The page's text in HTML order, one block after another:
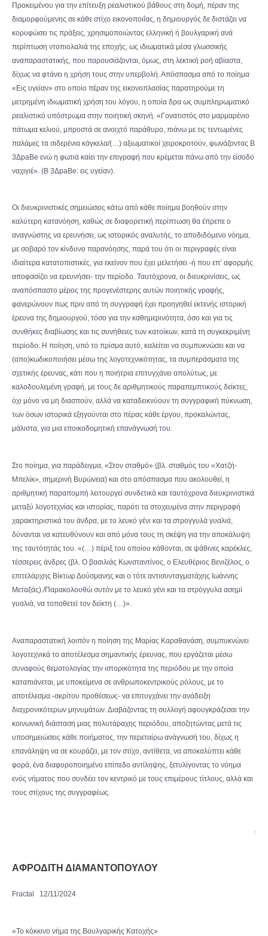
Προκειμένου για την επίτευξη ρεαλιστικού βάθους στη δομή, πέραν της
διαμορφούμενης σε κάθε στίχο εικονοποιΐας, η δημιουργός δε διστάζει να
κορυφώσει τις πράξεις, χρησιμοποιώντας ελληνική ή βουλγαρική ανά
περίπτωση ντοπιολαλιά της εποχής, ως ιδιωματικά μέσα γλωσσικής
αναπαραστατικής, που παρουσιάζονται, όμως, στη λεκτική ροή αβίαστα,
δίχως να φτάνει η χρήση τους στην υπερβολή. Απόσπασμα από το ποίημα
«Εις υγείαν» στο οποίο πέραν της εικονοπλασίας παρατηρούμε τη
μετρημένη ιδιωματική χρήση του λόγου, η οποία δρα ως συμπληρωματικό
ρεαλιστικό υπόστρωμα στην ποιητική σκηνή. «Γονατιστός στο μαρμαρένιο
πάτωμα κελιού, μπροστά σε ανοιχτό παράθυρο, πιάνω με τις τεντωμένες
παλάμες τα σιδερένια κάγκελα/(…) αξιωματικοί χειροκροτούν, φωνάζοντας Β
3ΔpaBe ενώ η φωτιά καίει την επιγραφή που κρέμεται πάνω από την είσοδο
ναχιγιέ». (Β 3ΔpaBe: εις υγείαν).
Οι διευκρινιστικές σημειώσεις κάτω από κάθε ποίημα βοηθούν στην
καλύτερη κατανόηση, καθώς σε διαφορετική περίπτωση θα έπρεπε ο
αναγνώστης να ερευνήσει, ως ιστορικός αναλυτής, το αποδιδόμενο νόημα,
με σοβαρό τον κίνδυνο παρανόησης, παρά του ότι οι περιγραφές είναι
ιδιαίτερα κατατοπιστικές, για εκείνον που έχει μελετήσει -ή που επ’ αφορμής
αποφασίζει να ερευνήσει- την περίοδο. Ταυτόχρονα, οι διευκρινίσεις, ως
αναπόσπαστο μέρος της προγενέστερης αυτών ποιητικής γραφής,
φανερώνουν πως πριν από τη συγγραφή έχει προηγηθεί εκτενής ιστορική
έρευνα της δημιουργού, τόσο για την καθημερινότητα, όσο και για τις
συνθήκες διαβίωσης και τις συνήθειες των κατοίκων, κατά τη συγκεκριμένη
περίοδο. Η ποίηση, υπό το πρίσμα αυτό, καλείται να συμπυκνώσει και να
(απο)κωδικοποιήσει μέσω της λογοτεχνικότητας, τα συμπεράσματα της
σχετικής έρευνας, κάτι που η ποιήτρια επιτυγχάνει απολύτως, με
καλοδουλεμένη γραφή, με τους δε αριθμητικούς παραπεμπτικούς δείκτες,
όχι μόνο να μη διασπούν, αλλά να καταδεικνύουν τη συγγραφική πύκνωση,
των όσων ιστορικά εξηγούνται στο πέρας κάθε έργου, προκαλώντας,
μάλιστα, για μια εποικοδομητική επανάγνωσή του.
Στο ποίημα, για παράδειγμα, «Στον σταθμό» (βλ. σταθμός του «Χατζή-
Μπελίκ», σημερινή Βυρώνεια) και στο απόσπασμα που ακολουθεί, η
αριθμητική παραπομπή λειτουργεί συνδετικά και ταυτόχρονα διευκρινιστικά
μεταξύ λογοτεχνίας και ιστορίας, παρότι τα στοχευμένα στην περιγραφή
χαρακτηριστικά του άνδρα, με το λευκό γένι και τα στρογγυλά γυαλιά,
δύνανται να κατευθύνουν και από μόνα τους τη σκέψη για την αποκάλυψη
της ταυτότητάς του. «(…) πέριξ του οποίου κάθονται, σε ψάθινες καρέκλες,
τέσσερεις άνδρες (βλ. Ο βασιλιάς Κωνσταντίνος, ο Ελευθέριος Βενιζέλος, ο
επιτελάρχης Βίκτωρ Δούσμανης και ο τότε αντισυνταγματάχης Ιωάννης
Μεταξάς)./Παρακολουθώ συτόν με το λευκό γένι και τα στρόγγυλα ασημί
γυαλιά, να τοποθετεί τον δείκτη (…)».
Αναπαραστατική λοιπόν η ποίηση της Μαρίας Καραθανάση, συμπυκνώνει
λογοτεχνικά το αποτέλεσμα σημαντικής έρευνας, που εργάζεται μέσω
συναφούς θεματολογίας την ιστορικότητα της περιόδου με την οποία
καταπιάνεται, με υποκείμενα σε ανθρωποκεντρικούς ρόλους, με το
αποτέλεσμα -ακρίτου προθέσεως- να επιτυγχάνει την ανάδειξη
διαχρονικότερων μηνυμάτων. Διαβάζοντας τη συλλογή αφουγκράζεσαι την
κοινωνική διάσταση μιας πολυτάραχης περιόδου, αποζητώντας μετά τις
υποσημειώσεις κάθε ποιήματος, την περεταίρω ανάγνωσή του, δίχως η
επανάληψη να σε κουράζει, με τον στίχο, αντίθετα, να αποκαλύπτει κάθε
φορά, ένα διαφοροποιημένο επίπεδο αντίληψης, ξετυλίγοντας το νόημα
ενός νήματος που συνδέει τον κεντρικό με τους επιμέρους τίτλους, αλλά και
τους στίχους της συγγραφέως.
ΑΦΡΟΔΙΤΗ ΔΙΑΜΑΝΤΟΠΟΥΛΟΥ
Fractal 12/11/2024
«Το κόκκινο νήμα της Βουλγαρικής Κατοχής»